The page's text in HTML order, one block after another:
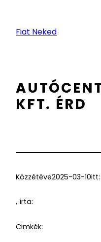
Fiat Neked
KFT. ÉRD
Közzétéve2025-03-10itt:
, írta:
Cimkék: